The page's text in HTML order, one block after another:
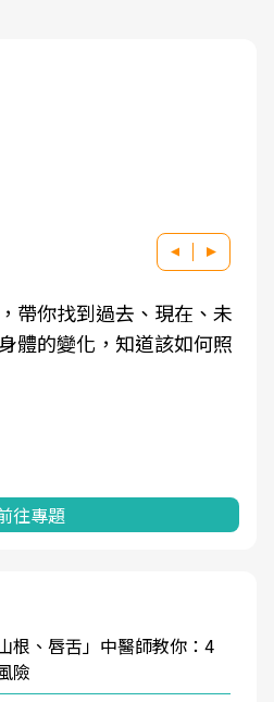
帶你找到過去、現在、未
體的變化，知道該如何照
往專題
根、唇舌」中醫師教你：4
險